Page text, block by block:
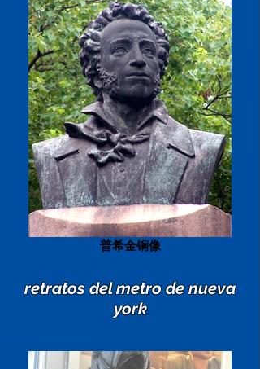
普希金铜像
retratos del metro de nueva
york